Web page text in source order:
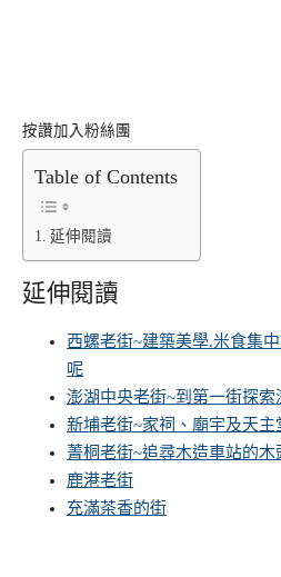
按讚加入粉絲團
Table of Contents
延伸閱讀
延伸閱讀
西螺老街~建築美學.米食集
呢
澎湖中央老街~到第一街探索
新埔老街~家祠、廟宇及天主
菁桐老街~追尋木造車站的木
鹿港老街
充滿茶香的街